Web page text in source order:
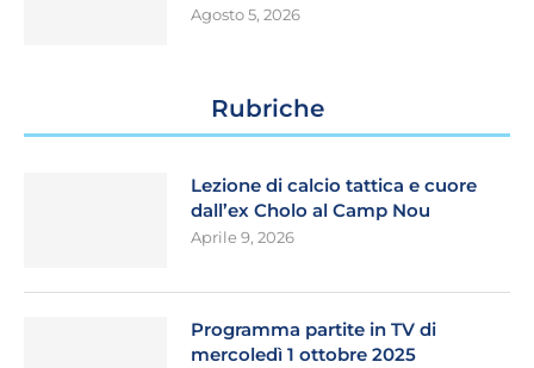
Agosto 5, 2026
Rubriche
Lezione di calcio tattica e cuore
dall’ex Cholo al Camp Nou
Aprile 9, 2026
Programma partite in TV di
mercoledì 1 ottobre 2025